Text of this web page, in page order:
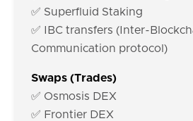
✅ Superfluid Staking
✅ IBC transfers (Inter-
Communication protocol)
Swaps (Trades)
✅ Osmosis DEX
✅ Frontier DEX